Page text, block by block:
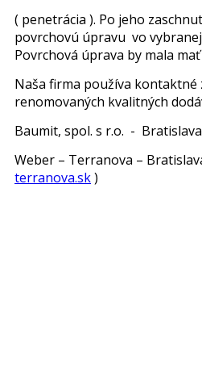
( penetrácia ). Po jeho
povrchovú úpravu vo
Povrchová úprava by mala
Naša firma používa kontaktné
renomovaných kvalitných
Baumit, spol. s r.o. -
Weber – Terranova –
terranova.sk)